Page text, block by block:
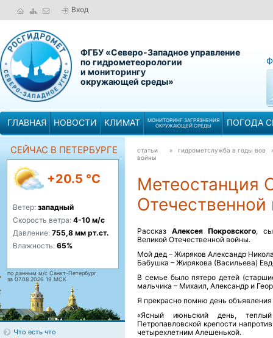
Вход
ФГБУ «Северо-Западное управление
по гидрометеорологии
и мониторингу
окружающей среды»
ГЛАВНАЯ НОВОСТИ КЛИМАТ
МОНИТОРИНГ ЗАГРЯЗНЕНИЯ
ОКРУЖАЮЩЕЙ СРЕДЫ
ПОГОДА
СЕЙЧАС В ПЕТЕРБУРГЕ
+20.5 °C
Ветер: западный
Скорость ветра: 4-10 м/с
Давление: 755,8 мм рт.ст.
Влажность: 65%
по данным м/с Санкт-Петербург
за 07.08.2026 19 МСК
Что есть что
статьи
» гидрометслужба в годы
войны
Метеостанция
Рассказ Алексея Покровского,
Великой Отечественной войны.
Мой дед – Жиряков Александр
Бабушка – Жирякова (Васильева)
В семье было пятеро детей
мальчика – Михаил, Александр и
Я прекрасно помню день
«Ясный июньский день,
Петропавловской крепости
четырехлетним Алешенькой.